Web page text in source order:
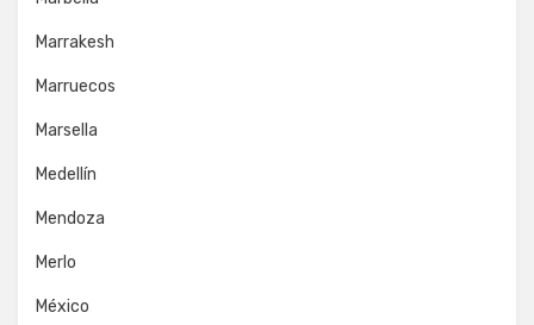
Marrakesh
Marruecos
Marsella
Medellín
Mendoza
Merlo
México